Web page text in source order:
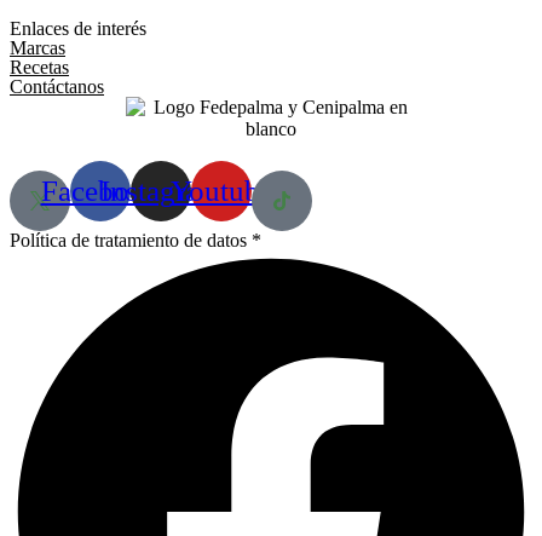
Enlaces de interés
Marcas
Recetas
Contáctanos
FacebookInstagram
Youtube
Política de tratamiento de datos *